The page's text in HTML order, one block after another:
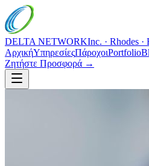
DELTA NETWORKInc. · Rhodes ·
ΑρχικήΥπηρεσίεςΠάροχοιPortfolio
Ζητήστε Προσφορά →